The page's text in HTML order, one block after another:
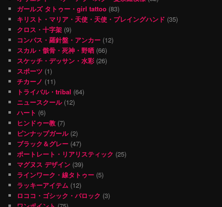
ガールズ タトゥー・girl tattoo (83)
キリスト・マリア・天使・天使・プレイングハンド (35)
クロス・十字架 (9)
コンパス・羅針盤・アンカー (12)
スカル・骸骨・死神・野晒 (66)
スケッチ・デッサン・水彩 (26)
スポーツ (1)
チカーノ (11)
トライバル・tribal (64)
ニュースクール(12)
ハート (6)
ヒンドゥー教 (7)
ピンナップガール(2)
ブラック＆グレー (47)
ポートレート・リアリスティック (25)
マグヌス デザイン (39)
ラインワーク・線タトゥー (5)
ラッキーアイテム (12)
ロココ・ゴシック・バロック (3)